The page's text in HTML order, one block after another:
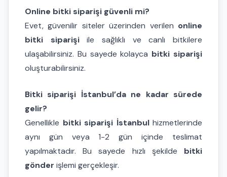
Online bitki siparişi güvenli mi?
Evet, güvenilir siteler üzerinden verilen online
bitki siparişiile sağlıklı ve canlı bitkilere
ulaşabilirsiniz. Bu sayede kolayca bitki siparişi
oluşturabilirsiniz.
Bitki siparişi İstanbul’da ne kadar sürede
gelir?
Genellikle bitki siparişi İstanbulhizmetlerinde
aynı gün veya 1-2 gün içinde teslimat
yapılmaktadır. Bu sayede hızlı şekilde bitki
gönder işlemi gerçekleşir.